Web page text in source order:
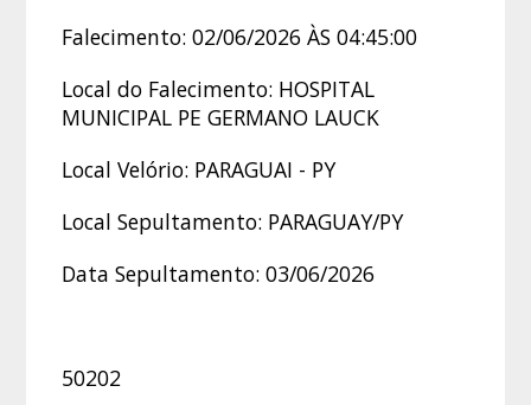
Falecimento: 02/06/2026 ÀS 04:45:00
Local do Falecimento: HOSPITAL
MUNICIPAL PE GERMANO LAUCK
Local Velório: PARAGUAI - PY
Local Sepultamento: PARAGUAY/PY
Data Sepultamento: 03/06/2026
50202